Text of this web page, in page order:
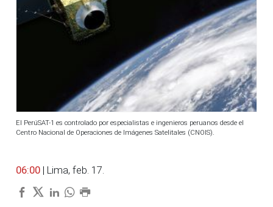
El PerúSAT-1 es controlado por especialistas e ingenieros peruanos desde el
Centro Nacional de Operaciones de Imágenes Satelitales (CNOIS).
06:00 | Lima, feb. 17.